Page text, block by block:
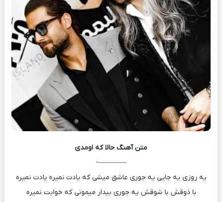
متن آهنگ حالا که اومدی
————-
یه روزی یه جایی یه جوری عاشق میشی که یادت نمیره یادت نمیره
با ذوقش با شوقش یه جوری بیدار میمونی که خوابت نمیره